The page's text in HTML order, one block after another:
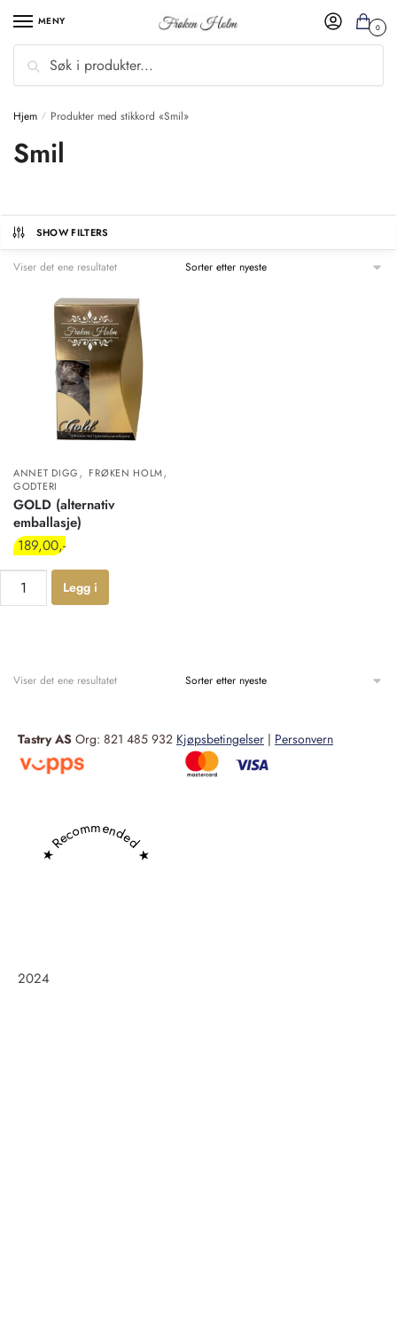
MENY
Søk
0
Hjem / Produkter med stikkord «Smil»
Smil
SHOW FILTERS
Viser det ene resultatet
ANNET DIGG, FRØKEN HOLM,
GODTERI
GOLD (alternativ
emballasje)
189,00
Legg i
Viser det ene resultatet
Tastry AS Org: 821 485 932 Kjøpsbetingelser | Personvern
★ Recommended ★
2024